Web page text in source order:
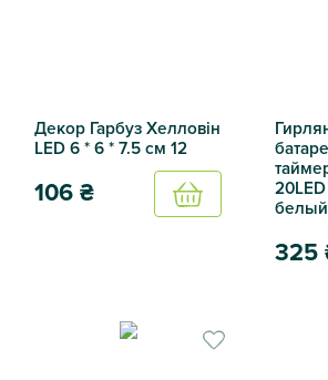
Декор Гарбуз Хелловін
LED 6 * 6 * 7.5 см 12
106₴
Купить
Декор Гарбуз Хелловін LED 6 * 6 * 7.5
белый
325